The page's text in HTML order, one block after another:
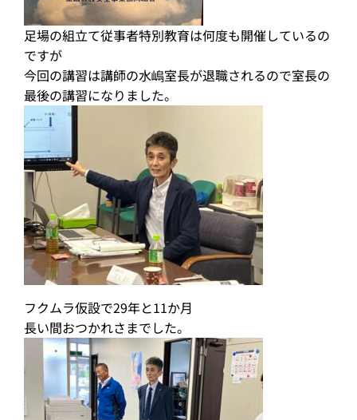
足場の組立て従事者特別教育は何度も開催しているの
ですが
今回の講習は講師の水嶋室長が退職されるので室長の
最後の講習になりました。
フクムラ仮設で29年と11か月
長い間おつかれさまでした。